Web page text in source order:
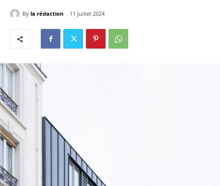
By la rédaction 11 juillet 2024